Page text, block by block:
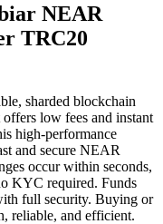
NEAR
TRC20
sharded blockchain
low fees and instant
high-performance
and secure NEAR
occur within seconds,
KYC required. Funds
full security. Buying or
reliable, and efficient.